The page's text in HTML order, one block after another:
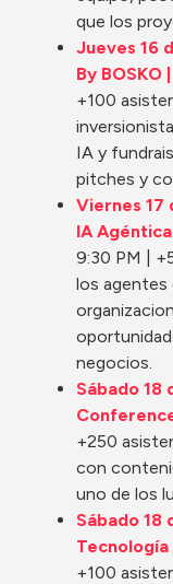
que los
Jueves 16
By BOSKO
+100
IA y
pitches y
Viernes 17
IA
9:30 PM |
los agentes
negocios.
Sábado 18
+250
con
uno de los
Sábado 18
Tecnología
+100